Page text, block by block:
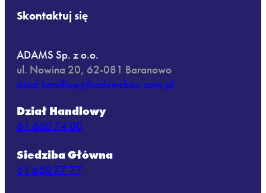
Skontaktuj się
ADAMS Sp. z o.o.
ul. Nowina 20, 62-081 Baranowo
dzial.handlowy@adamsbox.com.pl
Dział Handlowy
61 660 74 00
Siedziba Główna
61 650 77 77